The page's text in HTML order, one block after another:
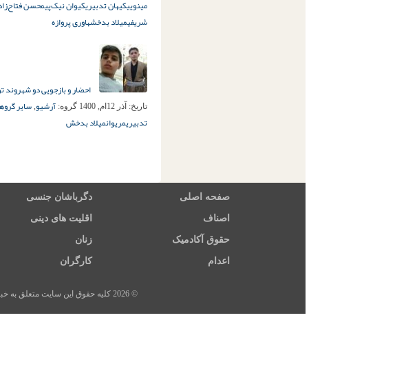
مینوییکیهان تدبیریکیوان نیک‌پیمحسن
شریفیمیلاد بدخشهاوری پروازه
احضار و بازجویی دو شهروند
تاریخ: آذر 12ام, 1400 گروه: آرشیو, سایر
تدبیریمریوانمیلاد بدخش
صفحه اصلی دگرباشان جنسی
اصناف اقلیت های دینی
حقوق آکادمیک زنان
اعدام کارگران
© 2026 کلیه حقوق این سایت متعلق به خبرگزاری هرانا، ارگان خبری مجموعه فعالان حقوق بشر در ایران است